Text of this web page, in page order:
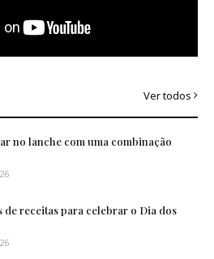
Ver todos
no lanche com uma combinação
de receitas para celebrar o Dia dos